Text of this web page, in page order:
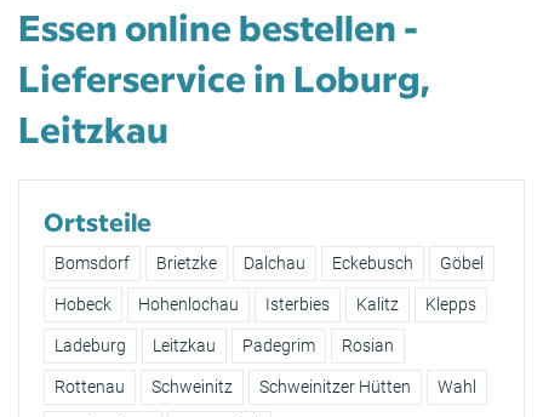
Essen online bestellen -
Lieferservice in Loburg,
Leitzkau
Ortsteile
Bomsdorf Brietzke Dalchau Eckebusch Göbel
Hobeck Hohenlochau Isterbies Kalitz Klepps
Ladeburg Leitzkau Padegrim Rosian
Rottenau Schweinitz Schweinitzer Hütten Wahl